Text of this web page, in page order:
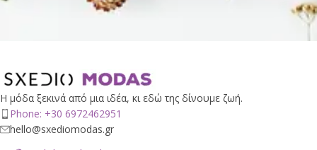
Η μόδα ξεκινά από μια ιδέα, κι εδώ της δίνουμε ζωή.
Phone: +30 6972462951
hello@sxediomodas.gr